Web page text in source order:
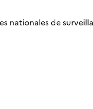
nationales de